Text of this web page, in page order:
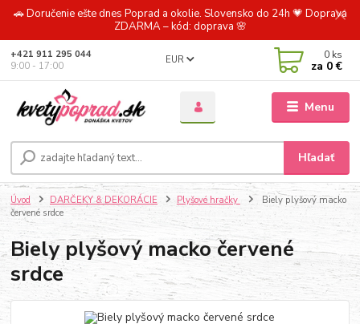
🚗 Doručenie ešte dnes Poprad a okolie. Slovensko do 24h 💗 Doprava
ZDARMA – kód: doprava 🌸
Menu
EUR
Hľadať
+421 911 295 044
9:00 - 17:00
0 ks
za 0 €
Úvod DARČEKY & DEKORÁCIE Plyšové hračky
Biely plyšový macko
červené srdce
Biely plyšový macko červené
srdce